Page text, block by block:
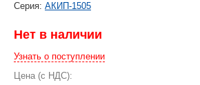
Cерия: АКИП-1505
Нет в наличии
Узнать о поступлении
Цена (с НДС):